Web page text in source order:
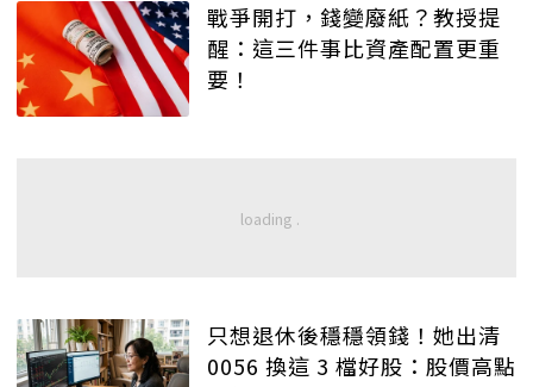
戰爭開打，錢變廢紙？教授提
醒：這三件事比資產配置更重
要！
只想退休後穩穩領錢！她出清
0056 換這 3 檔好股：股價高點